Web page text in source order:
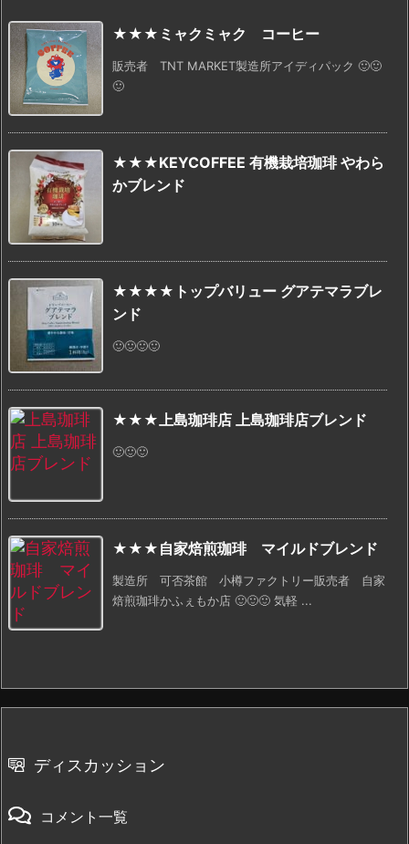
★★★ミャクミャク コーヒー
販売者 TNT MARKET製造所アイディパック 🙂🙂
🙂
★★★KEYCOFFEE 有機栽培珈琲 やわら
かブレンド
★★★★トップバリュー グアテマラブレ
ンド
🙂🙂🙂🙂
★★★上島珈琲店 上島珈琲店ブレンド
🙂🙂🙂
★★★自家焙煎珈琲 マイルドブレンド
製造所 可否茶館 小樽ファクトリー販売者 自家
焙煎珈琲かふぇもか店 🙂🙂🙂 気軽 ...
ディスカッション
コメント一覧